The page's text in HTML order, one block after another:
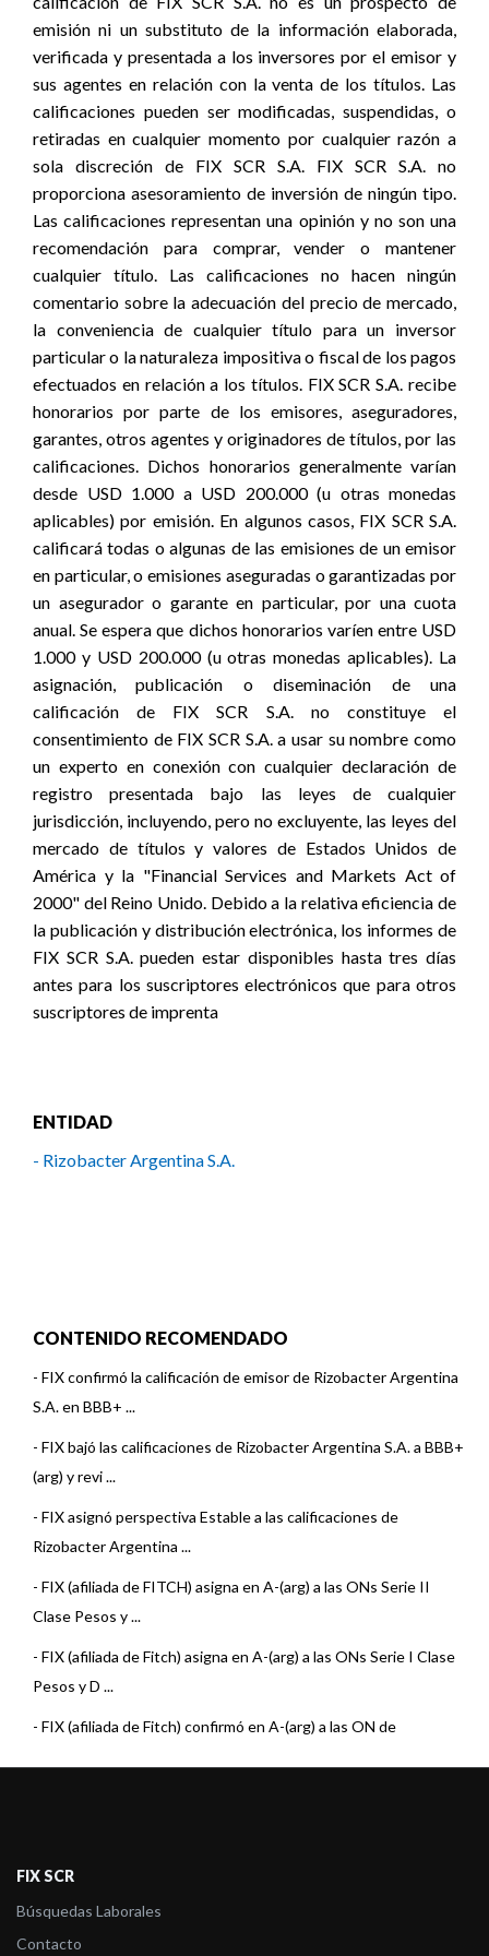
ENTIDAD
- Rizobacter Argentina S.A.
CONTENIDO RECOMENDADO
- FIX confirmó la calificación de emisor de Rizobacter Argentina
S.A. en BBB+ ...
- FIX bajó las calificaciones de Rizobacter Argentina S.A. a BBB+
(arg) y revi ...
- FIX asignó perspectiva Estable a las calificaciones de
Rizobacter Argentina ...
- FIX (afiliada de FITCH) asigna en A-(arg) a las ONs Serie II
Clase Pesos y ...
- FIX (afiliada de Fitch) asigna en A-(arg) a las ONs Serie I Clase
Pesos y D ...
- FIX (afiliada de Fitch) confirmó en A-(arg) a las ON de
-Fitch confirmó A-(arg) a las ONs de Rizobacter Argentina S.A.
-Fitch asignó A-(arg) a las ONs de Rizobacter Argentina S.A.
FIX SCR
Búsquedas Laborales
Contacto